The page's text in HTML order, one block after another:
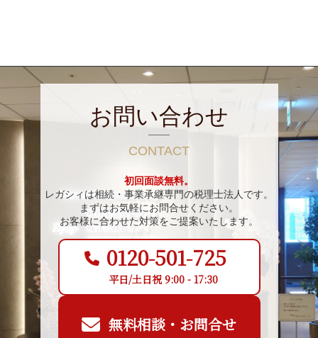
お問い合わせ
CONTACT
初回面談無料。
レガシィは相続・事業承継専門の税理士法人です。
まずはお気軽にお問合せください。
お客様に合わせた対策をご提案いたします。
0120-501-725
平日/土日祝 9:00 - 17:30
無料相談・お問合せ